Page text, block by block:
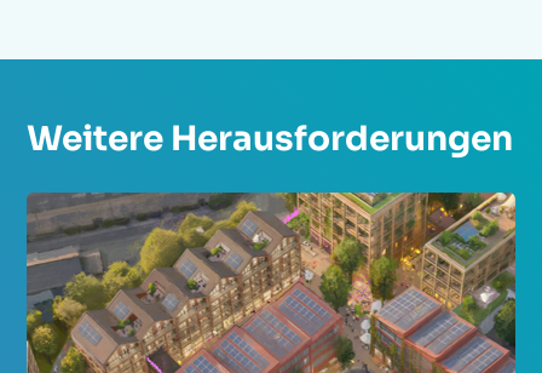
Weitere Herausforderungen